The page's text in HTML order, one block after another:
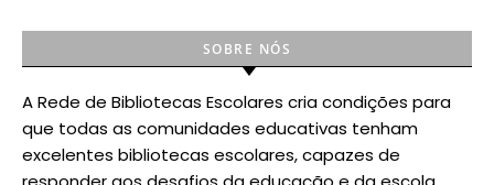
SOBRE NÓS
A Rede de Bibliotecas Escolares cria condições para
que todas as comunidades educativas tenham
excelentes bibliotecas escolares, capazes de